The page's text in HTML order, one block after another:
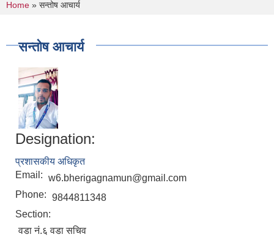
You are here
Home » सन्तोष आचार्य
सन्तोष आचार्य
Designation:
प्रशासकीय अधिकृत
Email: w6.bherigagnamun@gmail.com
Phone: 9844811348
Section:
वडा नं.६ वडा सचिव